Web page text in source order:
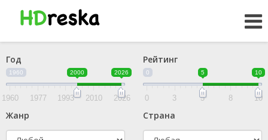
Год
1960 2000 2026
1960 1977 1993 2010 2026
Рейтинг
0 5 10
0 3 5 8 10
Жанр Страна